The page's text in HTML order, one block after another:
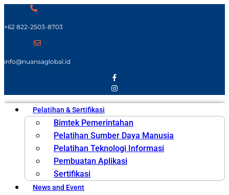
+62 822-2503-8703
info@nuansaglobal.id
Pelatihan & Sertifikasi
Bimtek Pemerintahan
Pelatihan Sumber Daya Manusia
Pelatihan Teknologi Informasi
Pembuatan Aplikasi
Sertifikasi
News and Event